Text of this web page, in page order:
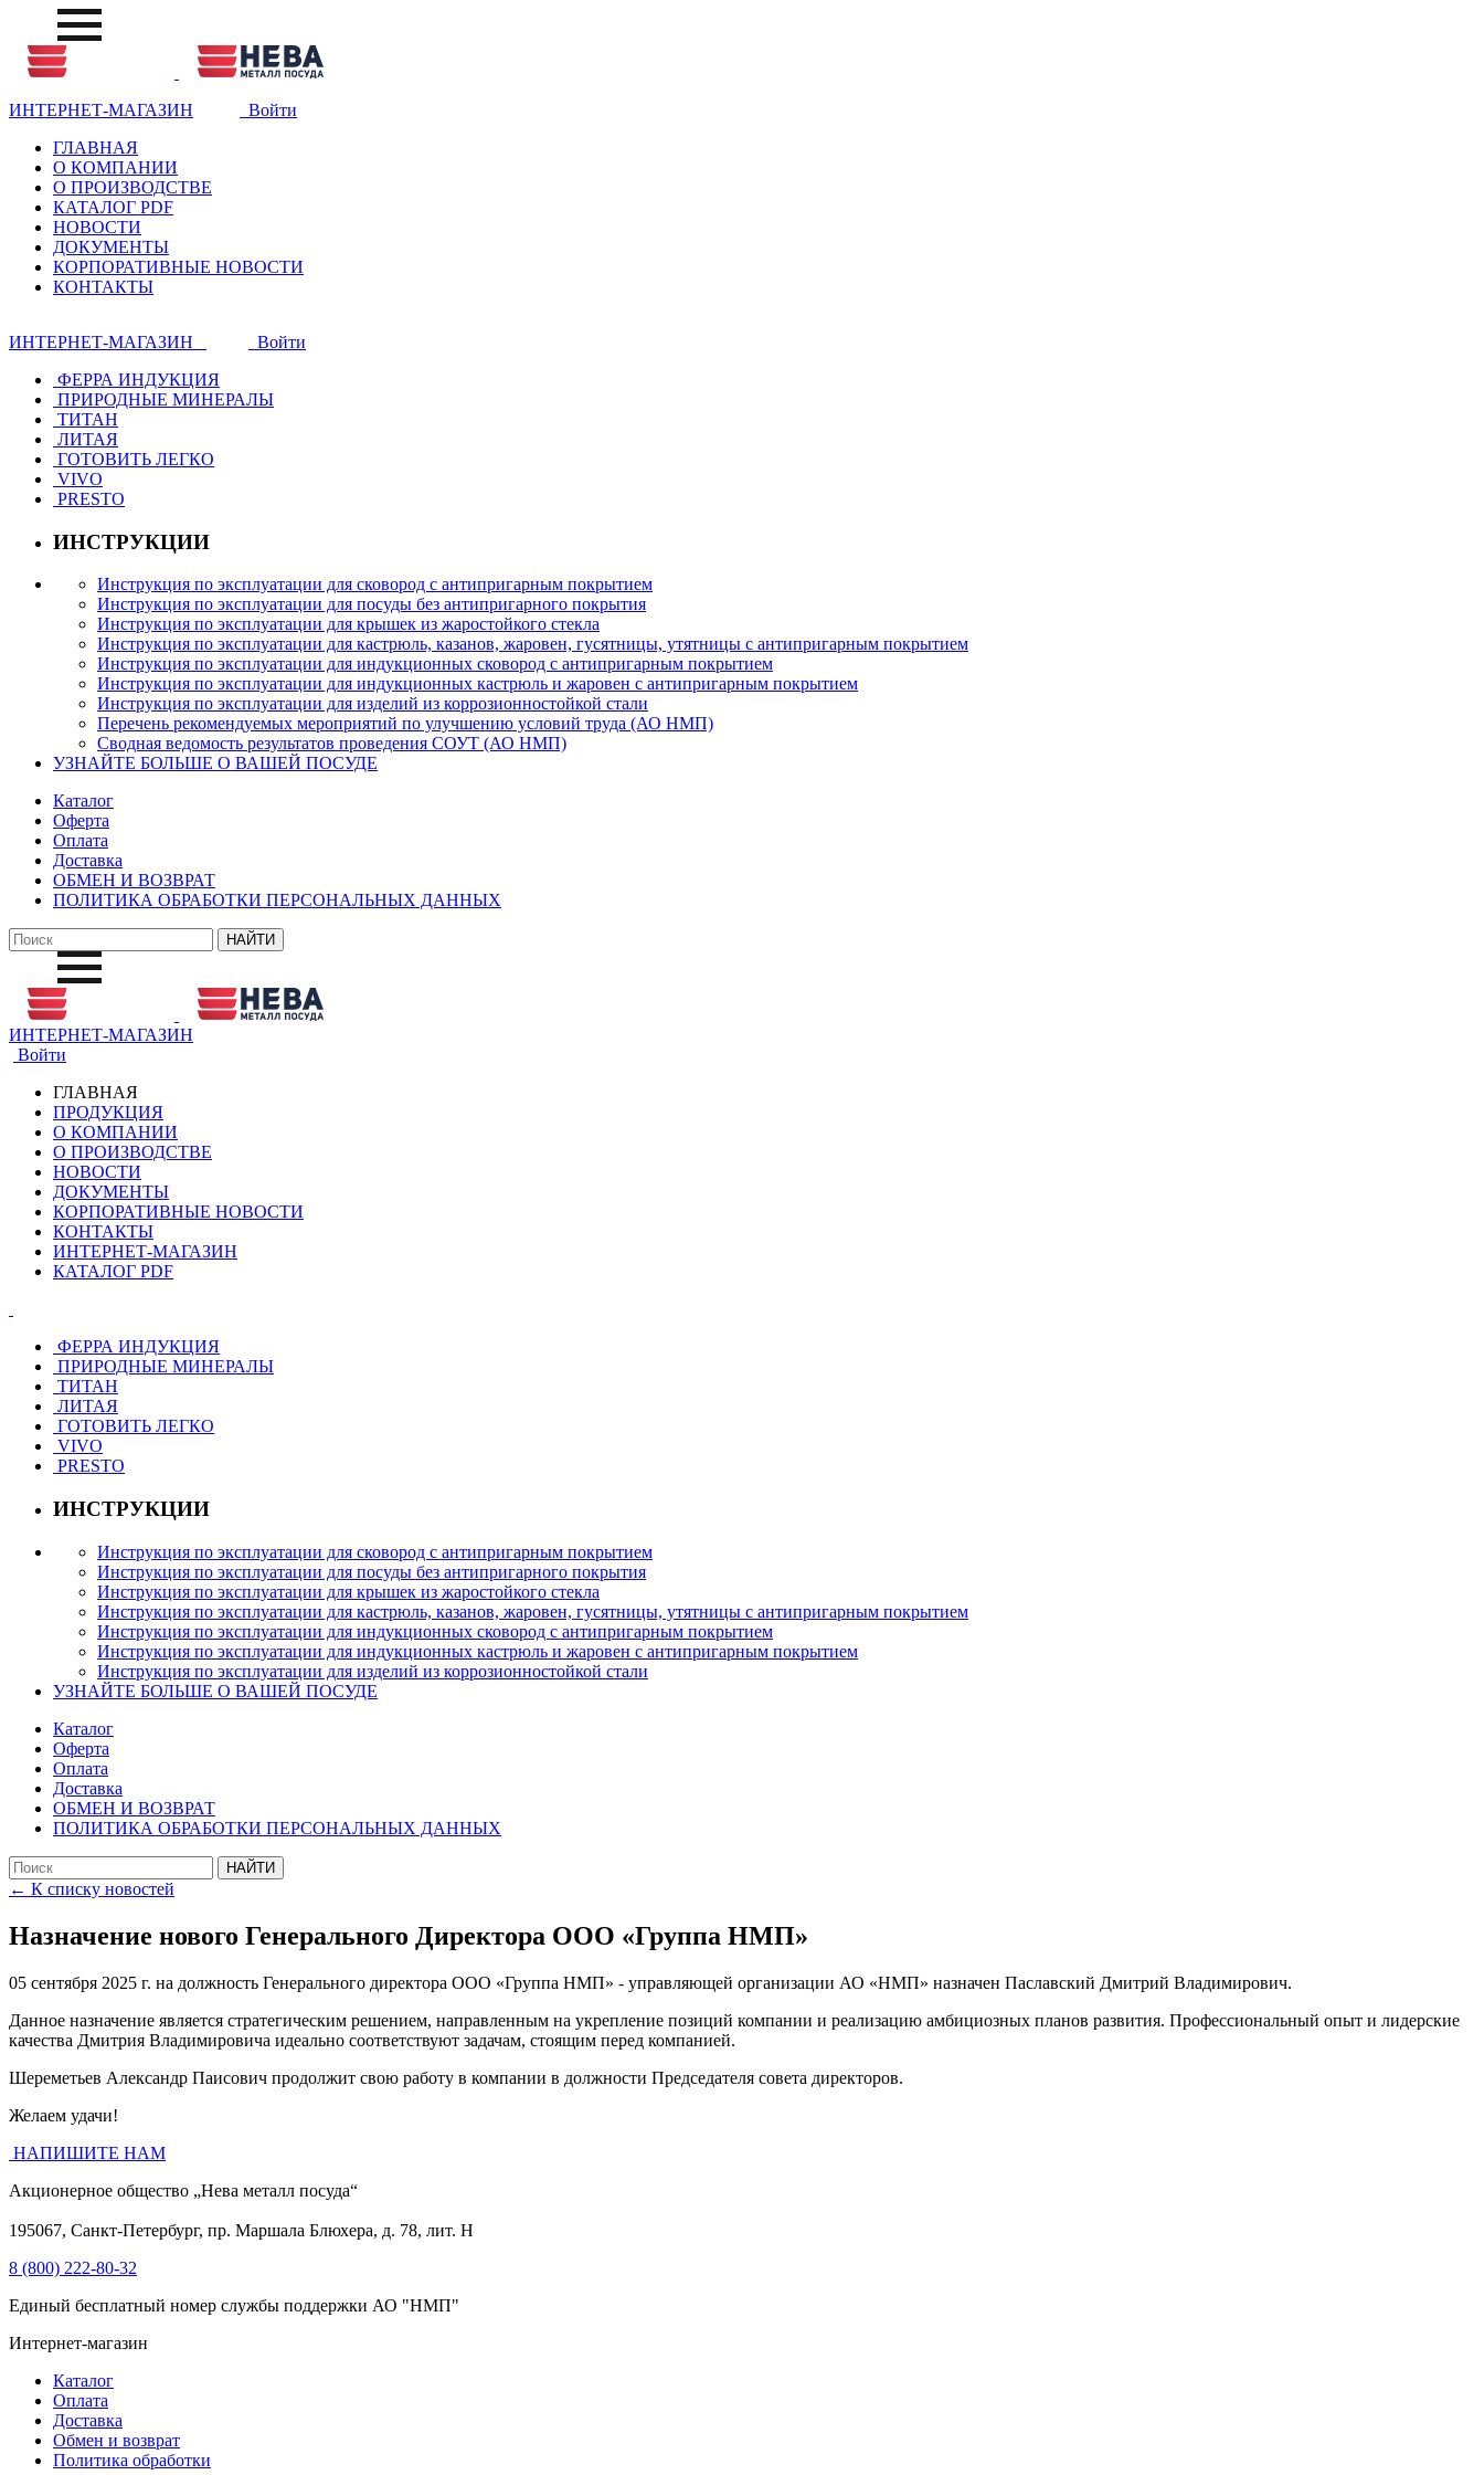
ИНТЕРНЕТ-МАГАЗИН
Войти
ГЛАВНАЯ
О КОМПАНИИ
О ПРОИЗВОДСТВЕ
КАТАЛОГ PDF
НОВОСТИ
ДОКУМЕНТЫ
КОРПОРАТИВНЫЕ НОВОСТИ
КОНТАКТЫ
ИНТЕРНЕТ-МАГАЗИН
Войти
ФЕРРА ИНДУКЦИЯ
ПРИРОДНЫЕ МИНЕРАЛЫ
ТИТАН
ЛИТАЯ
ГОТОВИТЬ ЛЕГКО
VIVO
PRESTO
ИНСТРУКЦИИ
Инструкция по эксплуатации для сковород с антипригарным покрытием
Инструкция по эксплуатации для посуды без антипригарного покрытия
Инструкция по эксплуатации для крышек из жаростойкого стекла
Инструкция по эксплуатации для кастрюль, казанов, жаровен, гусятницы, утятницы с антипригарным покрытием
Инструкция по эксплуатации для индукционных сковород с антипригарным покрытием
Инструкция по эксплуатации для индукционных кастрюль и жаровен с антипригарным покрытием
Инструкция по эксплуатации для изделий из коррозионностойкой стали
Перечень рекомендуемых мероприятий по улучшению условий труда (АО НМП)
Сводная ведомость результатов проведения СОУТ (АО НМП)
УЗНАЙТЕ БОЛЬШЕ О ВАШЕЙ ПОСУДЕ
Каталог
Оферта
Оплата
Доставка
ОБМЕН И ВОЗВРАТ
ПОЛИТИКА ОБРАБОТКИ ПЕРСОНАЛЬНЫХ ДАННЫХ
ИНТЕРНЕТ-МАГАЗИН
Войти
ГЛАВНАЯ
ПРОДУКЦИЯ
О КОМПАНИИ
О ПРОИЗВОДСТВЕ
НОВОСТИ
ДОКУМЕНТЫ
КОРПОРАТИВНЫЕ НОВОСТИ
КОНТАКТЫ
ИНТЕРНЕТ-МАГАЗИН
КАТАЛОГ PDF
ФЕРРА ИНДУКЦИЯ
ПРИРОДНЫЕ МИНЕРАЛЫ
ТИТАН
ЛИТАЯ
ГОТОВИТЬ ЛЕГКО
VIVO
PRESTO
ИНСТРУКЦИИ
Инструкция по эксплуатации для сковород с антипригарным покрытием
Инструкция по эксплуатации для посуды без антипригарного покрытия
Инструкция по эксплуатации для крышек из жаростойкого стекла
Инструкция по эксплуатации для кастрюль, казанов, жаровен, гусятницы, утятницы с антипригарным покрытием
Инструкция по эксплуатации для индукционных сковород с антипригарным покрытием
Инструкция по эксплуатации для индукционных кастрюль и жаровен с антипригарным покрытием
Инструкция по эксплуатации для изделий из коррозионностойкой стали
УЗНАЙТЕ БОЛЬШЕ О ВАШЕЙ ПОСУДЕ
Каталог
Оферта
Оплата
Доставка
ОБМЕН И ВОЗВРАТ
ПОЛИТИКА ОБРАБОТКИ ПЕРСОНАЛЬНЫХ ДАННЫХ
← К списку новостей
Назначение нового Генерального Директора ООО «Группа НМП»
05 сентября 2025 г. на должность Генерального директора ООО «Группа НМП» - управляющей организации АО «НМП» назначен Паславский Дмитрий Владимирович.
Данное назначение является стратегическим решением, направленным на укрепление позиций компании и реализацию амбициозных планов развития. Профессиональный опыт и лидерские
качества Дмитрия Владимировича идеально соответствуют задачам, стоящим перед компанией.
Шереметьев Александр Паисович продолжит свою работу в компании в должности Председателя совета директоров.
Желаем удачи!
НАПИШИТЕ НАМ
Акционерное общество „Нева металл посуда“
195067, Санкт-Петербург, пр. Маршала Блюхера, д. 78, лит. Н
8 (800) 222-80-32
Единый бесплатный номер службы поддержки АО "НМП"
Интернет-магазин
Каталог
Оплата
Доставка
Обмен и возврат
Политика обработки